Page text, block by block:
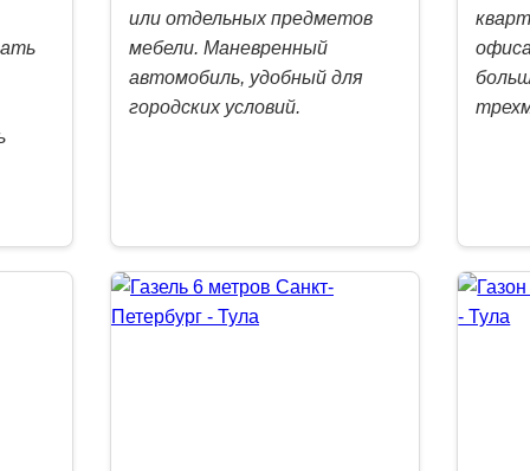
или отдельных предметов
мебели. Маневренный
автомобиль, удобный для
городских условий.